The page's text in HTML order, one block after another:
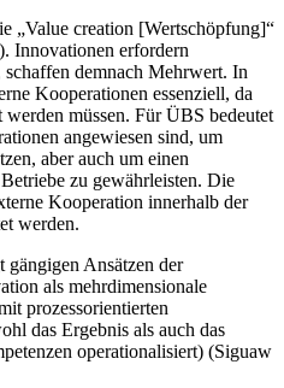
„Value creation [Wertschöpfung]“
Innovationen erfordern
demnach Mehrwert. In
Kooperationen essenziell, da
müssen. Für ÜBS bedeutet
angewiesen sind, um
aber auch um einen
zu gewährleisten. Die
Kooperation innerhalb der
werden.
Ansätzen der
als mehrdimensionale
prozessorientierten
das Ergebnis als auch das
operationalisiert) (Siguaw